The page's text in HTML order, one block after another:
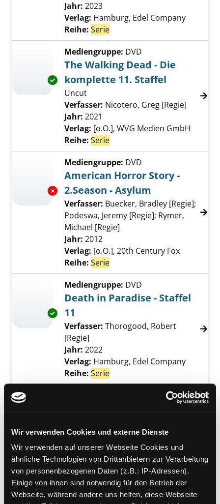
Wir verwenden Cookies und externe Dienste
Wir verwenden auf unserer Webseite Cookies und
ähnliche Technologien von Drittanbietern zur Verarbeitung
von personenbezogenen Daten (z.B.: IP-Adressen).
Einige von ihnen sind notwendig für den Betrieb der
Webseite, während andere uns helfen, diese Webseite
Jahr: 2023
Verlag: Hamburg, Edel Company
Reihe: Serie
Exemplar-Details von The Walking Dead -
Mediengruppe: DVD
The Walking Dead - Die
komplette 11. Staffel
Uncut
Verfasser: Nicotero, Greg [Regie]
Jahr: 2021
Verlag: [o.O.], WVG Medien GmbH
Reihe: Serie
Exemplar-Details von American Horror Story
Mediengruppe: DVD
American Horror Story -
2.Season - Asylum
Verfasser: Buecker, Bradley [Regie];
Podeswa, Jeremy [Regie]; Rymer,
Michael [Regie]
Jahr: 2012
Verlag: [o.O.], 20th Century Fox
Reihe: Serie
Exemplar-Details von Death in Paradise -
Mediengruppe: DVD
Death in Paradise - Staffel
11
Verfasser: Thorogood, Robert
[Regie]
Jahr: 2022
Verlag: Hamburg, Edel Company
Reihe: Serie
Jujutsu Kaisen - 1. Staffel -
Verfasser:Park, Sung Hoo [Regie]
Jahr:2022
Verlag:Lausanne, Crunchyroll SA
Reihe:Serie
Mediengruppe:DVD